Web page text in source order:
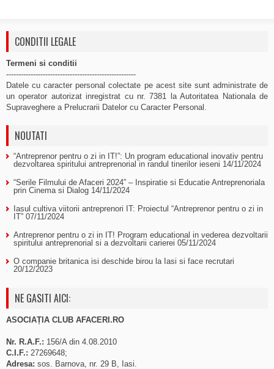
CONDITII LEGALE
Termeni si conditii
-----------------------------------------------------
Datele cu caracter personal colectate pe acest site sunt administrate de
un operator autorizat inregistrat cu nr. 7381 la Autoritatea Nationala de
Supraveghere a Prelucrarii Datelor cu Caracter Personal.
NOUTATI
“Antreprenor pentru o zi in IT!”: Un program educational inovativ pentru
dezvoltarea spiritului antreprenorial in randul tinerilor ieseni 14/11/2024
“Serile Filmului de Afaceri 2024” – Inspiratie si Educatie Antreprenoriala
prin Cinema si Dialog 14/11/2024
Iasul cultiva viitorii antreprenori IT: Proiectul “Antreprenor pentru o zi in
IT” 07/11/2024
Antreprenor pentru o zi in IT! Program educational in vederea dezvoltarii
spiritului antreprenorial si a dezvoltarii carierei 05/11/2024
O companie britanica isi deschide birou la Iasi si face recrutari
20/12/2023
NE GASITI AICI:
ASOCIAȚIA CLUB AFACERI.RO
Nr. R.A.F.: 156/A din 4.08.2010
C.I.F.: 27269648;
Adresa: sos. Barnova, nr. 29 B, Iasi.